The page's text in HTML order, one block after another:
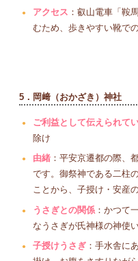
アクセス ：叡山電車「鞍
むため、歩きやすい靴で
5．岡﨑（おかざき）神社
ご利益として伝えられて
除け
由緒：平安京遷都の際、
です。御祭神である二柱
ことから、子授け・安産
うさぎとの関係：かつて
なうさぎが氏神様の神使
子授けうさぎ：手水舎に